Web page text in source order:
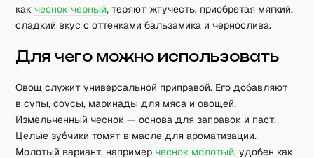
как чеснок черный, теряют жгучесть, приобретая мягкий,
сладкий вкус с оттенками бальзамика и чернослива.
Для чего можно использовать
Овощ служит универсальной приправой. Его добавляют
в супы, соусы, маринады для мяса и овощей.
Измельченный чеснок — основа для заправок и паст.
Целые зубчики томят в масле для ароматизации.
Молотый вариант, например чеснок молотый, удобен как